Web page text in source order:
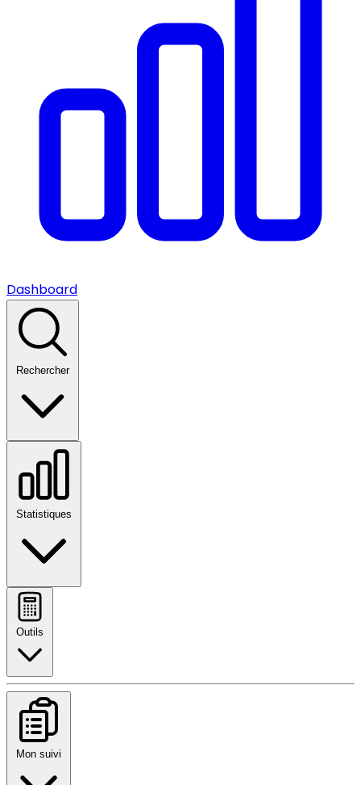
Dashboard
Rechercher
Statistiques
Outils
Mon suivi